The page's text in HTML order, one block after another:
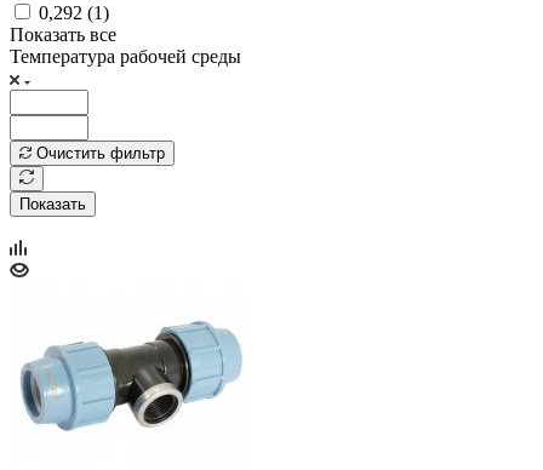
0,292 (1)
Показать все
Температура рабочей среды
Очистить фильтр
Показать